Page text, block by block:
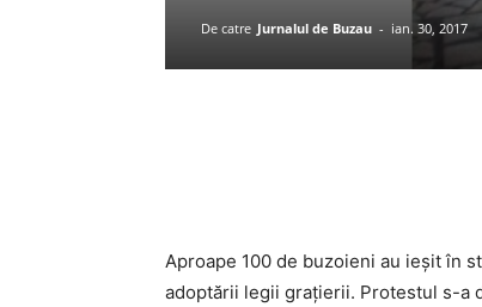
De catre Jurnalul de Buzau - ian. 30, 2017
Aproape 100 de buzoieni au ieșit în
adoptării legii grațierii. Protestul s-a